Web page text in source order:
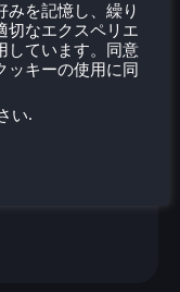
みを記憶し、繰り
切なエクスペリエ
しています。同意
ッキーの使用に同
い.